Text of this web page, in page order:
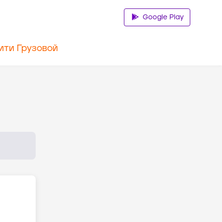
Google Play
Грузовой